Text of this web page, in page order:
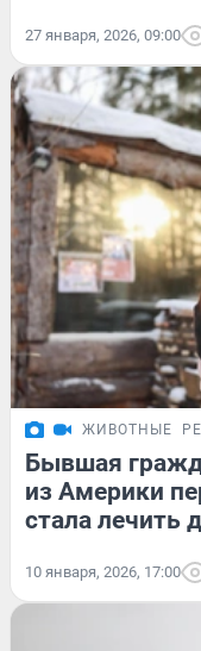
27 января, 2026, 09:00
ЖИВОТНЫЕ
Бывшая
из Америки
стала лечить
10 января, 2026, 17:00